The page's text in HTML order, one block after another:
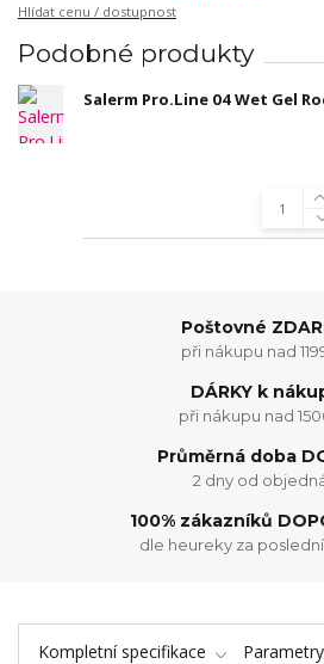
Hlídat cenu / dostupnost
Podobné produkty
Salerm Pro.Line 04 Wet Gel
Poštovné
při nákupu nad
DÁRKY k
při nákupu nad
Průměrná doba
2 dny od
100% zákazníků
dle heureky za
Kompletní specifikace
Parametry